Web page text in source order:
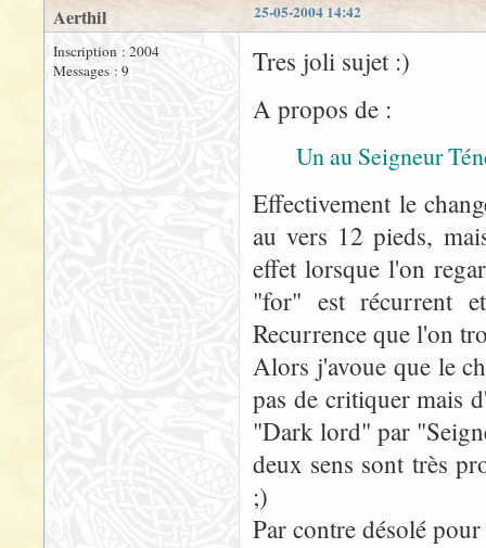
25-05-2004 14:42
Aerthil
Inscription : 2004
Messages : 9
Tres joli sujet :)
A propos de :
Un au Seigneur
Effectivement le
au vers 12 pieds,
effet lorsque l'on
"for" est récurrent
Recurrence que l'on
Alors j'avoue que le
pas de critiquer mais
"Dark lord" par
deux sens sont très
;)
Par contre désolé